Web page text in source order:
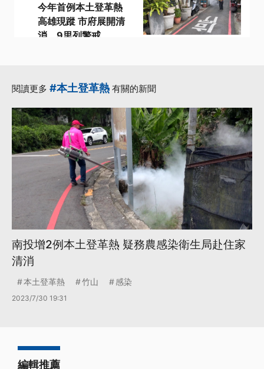
今年首例本土登革熱
高雄現蹤 市府展開清
消、9里列警戒
閱讀更多 #本土登革熱 有關的新聞
南投增2例本土登革熱 疑務農感染衛生局赴住家
清消
本土登革熱 竹山 感染
2023/7/30 19:31
編輯推薦